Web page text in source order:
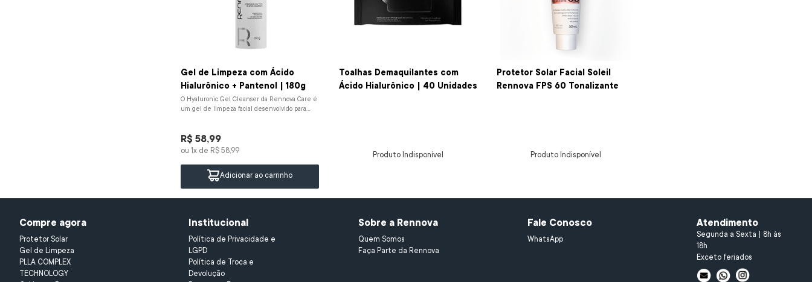
Gel de Limpeza com Ácido
Hialurônico + Pantenol | 180g
O Hyaluronic Gel Cleanser da Rennova Care é
um gel de limpeza facial desenvolvido para
R$ 58,99
ou 1x de R$ 58,99
Adicionar ao carrinho
Toalhas Demaquilantes com
Ácido Hialurônico | 40 Unidades
Produto Indisponível
Protetor Solar Facial Soleil
Rennova FPS 60 Tonalizante
Produto Indisponível
Compre agora
Protetor Solar
Gel de Limpeza
PLLA COMPLEX
TECHNOLOGY
Institucional
Política de Privacidade e
LGPD
Política de Troca e
Devolução
Sobre a Rennova
Quem Somos
Faça Parte da Rennova
Fale Conosco
WhatsApp
Atendimento
Segunda a Sexta | 8h às
18h
Exceto feriados